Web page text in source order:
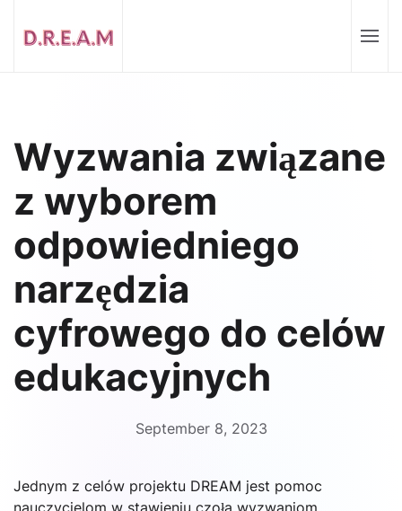
Wyzwania związane
z wyborem
odpowiedniego
narzędzia
cyfrowego do celów
edukacyjnych
September 8, 2023
Jednym z celów projektu DREAM jest pomoc
nauczycielom w stawieniu czoła wyzwaniom